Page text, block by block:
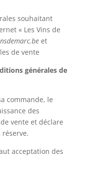
souhaitant
« Les Vins de
et
de vente
générales de
commande, le
des
vente et déclare
acceptation des